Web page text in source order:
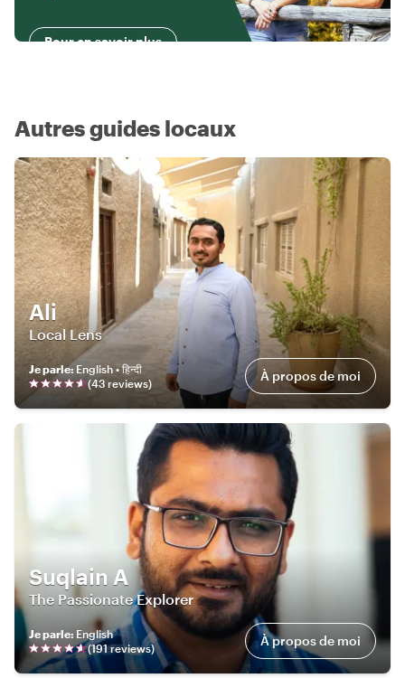
Pour en savoir plus
Autres guides locaux
Ali
Local Lens
Je parle: English • हिन्दी
(43 reviews) À propos de moi
Suqlain A
The Passionate Explorer
Je parle: English
(191reviews) À propos de moi